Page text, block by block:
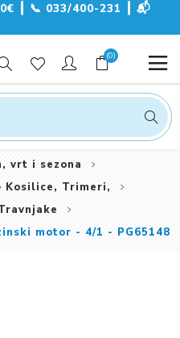
┃ 📞 033/400-231
📬
(0)
vrt i sezona
Kosilice, Trimeri,
motor - 4/1 - PG65148